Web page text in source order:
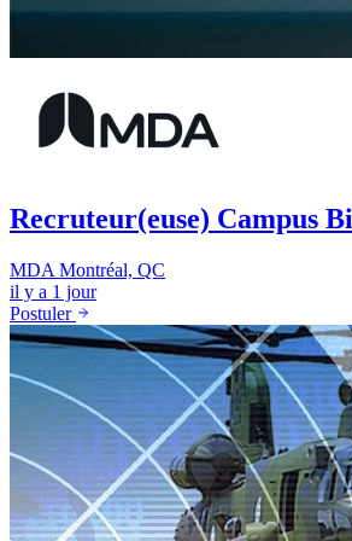
Recruteur(euse) Campus
MDA Montréal, QC
il y a 1 jour
Postuler